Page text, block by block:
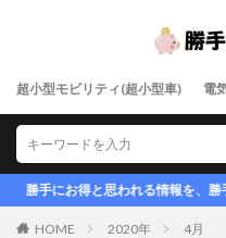
超小型モビリティ(超小型車) 電
手にお得と思われる情報を、勝手に
HOME 2020年 4月